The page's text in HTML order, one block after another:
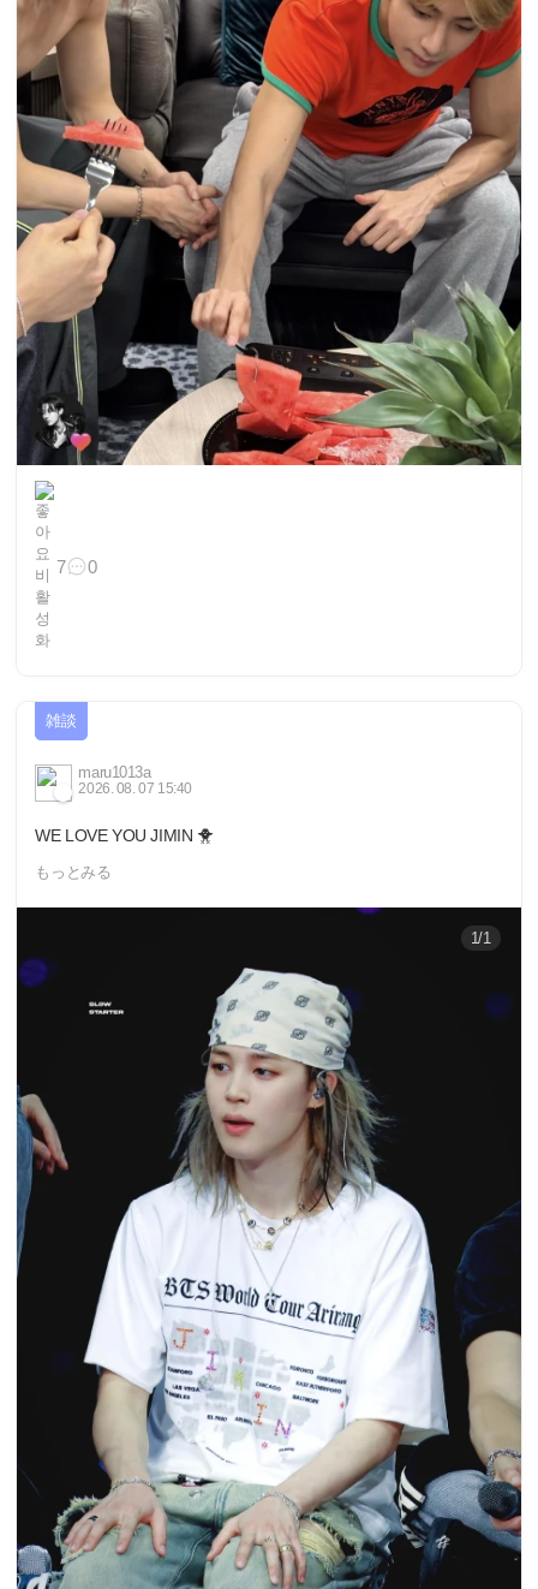
7 0
雑談
maru1013a
2026. 08. 07 15:40
WE LOVE YOU JIMIN 🐥
もっとみる
1/1